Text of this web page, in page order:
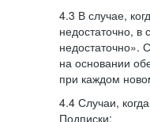
4.3 В случае,
недостаточно, в
недостаточно».
на основании
при каждом
4.4 Случаи,
Подписки: